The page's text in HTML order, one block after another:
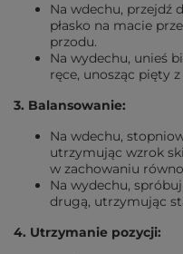
Na wdechu, przejdź
płasko na macie
przodu.
Na wydechu, unieś
ręce, unosząc pięty z
3. Balansowanie:
Na wdechu,
utrzymując wzrok
w zachowaniu
Na wydechu,
drugą, utrzymując
4. Utrzymanie pozycji: